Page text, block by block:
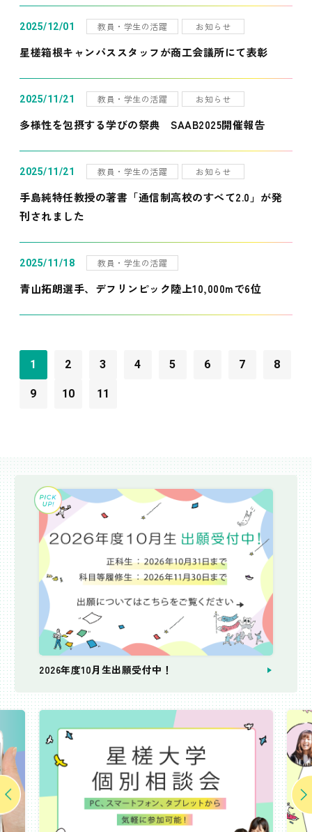
2025/12/01 教員・学生の活躍 お知らせ
星槎箱根キャンパススタッフが商工会議所にて表彰
2025/11/21 教員・学生の活躍 お知らせ
多様性を包摂する学びの祭典 SAAB2025開催報告
2025/11/21 教員・学生の活躍 お知らせ
手島純特任教授の著書「通信制高校のすべて2.0」が発
刊されました
2025/11/18 教員・学生の活躍
青山拓朗選手、デフリンピック陸上10,000mで6位
1 2 3 4 5 6 7 8
9 10 11
2026年度10月生出願受付中！